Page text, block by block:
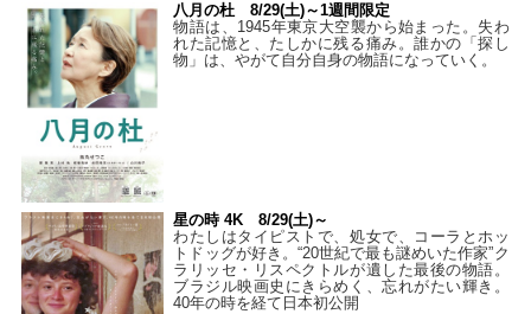
八月の杜 8/29(土)～1週間限定
物語は、1945年東京大空襲から始まった。失わ
れた記憶と、たしかに残る痛み。誰かの「探し
物」は、やがて自分自身の物語になっていく。
星の時 4K 8/29(土)～
わたしはタイピストで、処⼥で、コーラとホッ
トドッグが好き。“20世紀で最も謎めいた作家”ク
ラリッセ・リスペクトルが遺した最後の物語。
ブラジル映画史にきらめく、忘れがたい輝き。
40年の時を経て⽇本初公開